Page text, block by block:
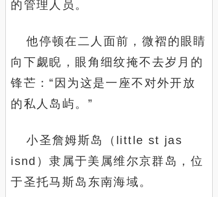
的管理人员。
他停顿在二人面前，微褶的眼睛
向下觑睨，眼角细纹掩不去岁月的
锋芒：“因为这是一座不对外开放
的私人岛屿。”
小圣詹姆斯岛（little st jas
isnd）隶属于美属维尔京群岛，位
于圣托马斯岛东南海域。